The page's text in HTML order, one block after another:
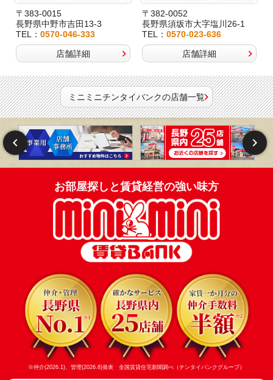
〒383-0015
長野県中野市吉田13-3
TEL： 0570-046-333
店舗詳細
〒382-0052
長野県須坂市大字塩川26-1
TEL：0570-023-636
店舗詳細
ミニミニチンタイバンクの店舗一覧
お部屋探しと賃貸経営の強い味方
※仲介(2026.1)、管理(2026.8)発表 全国賃貸住宅新聞調べ（チンタイバンクグループ）